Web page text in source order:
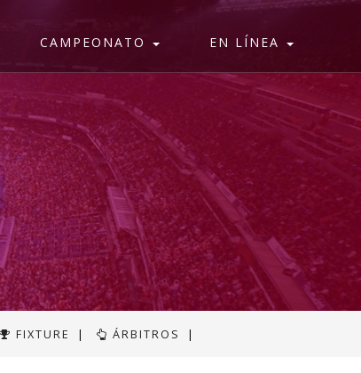
CAMPEONATO EN LÍNEA
FIXTURE | ÁRBITROS |